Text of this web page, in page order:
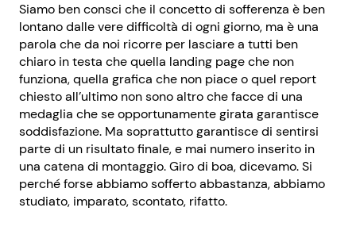
Siamo ben consci che il concetto di sofferenza è ben
lontano dalle vere difficoltà di ogni giorno, ma è una
parola che da noi ricorre per lasciare a tutti ben
chiaro in testa che quella landing page che non
funziona, quella grafica che non piace o quel report
chiesto all’ultimo non sono altro che facce di una
medaglia che se opportunamente girata garantisce
soddisfazione. Ma soprattutto garantisce di sentirsi
parte di un risultato finale, e mai numero inserito in
una catena di montaggio. Giro di boa, dicevamo. Si
perché forse abbiamo sofferto abbastanza, abbiamo
studiato, imparato, scontato, rifatto.